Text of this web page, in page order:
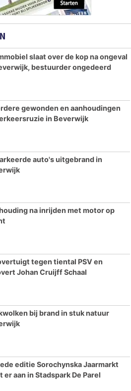
slaat over de kop na ongeval
bestuurder ongedeerd
gewonden en aanhoudingen
in Beverwijk
auto's uitgebrand in
na inrijden met motor op
tegen tiental PSV en
Johan Cruijff Schaal
bij brand in stuk natuur
editie Sorochynska Jaarmarkt
er aan in Stadspark De Parel